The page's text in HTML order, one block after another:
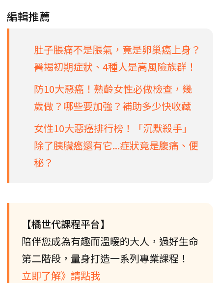
編輯推薦
肚子脹痛不是脹氣，竟是卵巢癌上身？
醫揭初期症狀、4種人是高風險族群！
防10大惡癌！熟齡女性必做檢查，幾
歲做？哪些要加強？補助多少快收藏
女性10大惡癌排行榜！「沉默殺手」
除了胰臟癌還有它...症狀竟是腹痛、便
秘？
【橘世代課程平台】
陪伴您成為有趣而溫暖的大人，過好生命
第二階段，量身打造一系列專業課程！
立即了解》請點我